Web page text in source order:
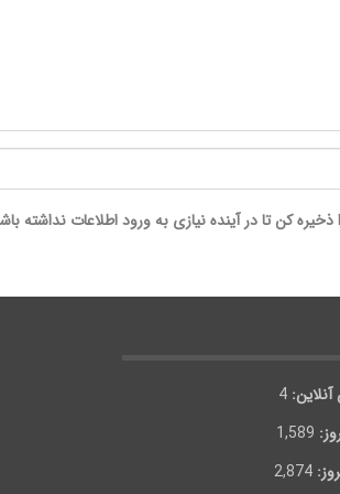
ذخیره کن تا در آینده نیازی به ورود اطلاعات نداشته
آنلاین: 4
1,589
2,874